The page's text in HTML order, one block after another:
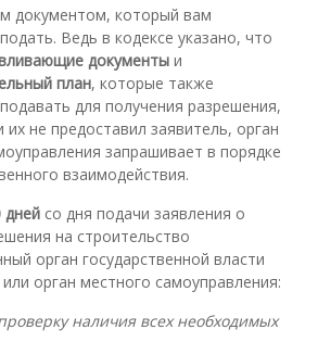
документом, который вам
Ведь в кодексе указано, что
документы и
план, которые также
для получения разрешения,
их не предоставил заявитель, орган
запрашивает в порядке
взаимодействия.
дней со дня подачи заявления о
на строительство
орган государственной власти
орган местного самоуправления:
наличия всех необходимых